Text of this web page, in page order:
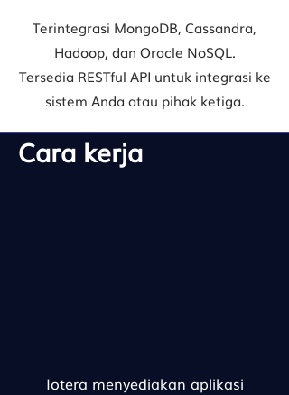
Terintegrasi MongoDB, Cassandra,
Hadoop, dan Oracle NoSQL.
Tersedia RESTful API untuk integrasi ke
sistem Anda atau pihak ketiga.
Cara kerja
Iotera menyediakan aplikasi